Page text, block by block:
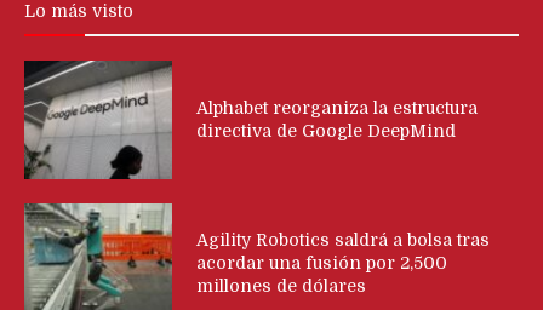
Lo más visto
Alphabet reorganiza la estructura
directiva de Google DeepMind
Agility Robotics saldrá a bolsa tras
acordar una fusión por 2,500
millones de dólares